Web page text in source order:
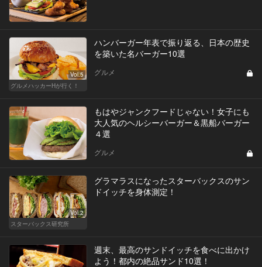
Vol.5
グルメハッカーHが行く！
ハンバーガー年表で振り返る、日本の歴史
を築いた名バーガー10選
グルメ
もはやジャンクフードじゃない！女子にも
大人気のヘルシーバーガー＆黒船バーガー
４選
グルメ
Vol.2
スターバックス研究所
グラマラスになったスターバックスのサン
ドイッチを身体測定！
週末、最高のサンドイッチを食べに出かけ
よう！都内の絶品サンド10選！